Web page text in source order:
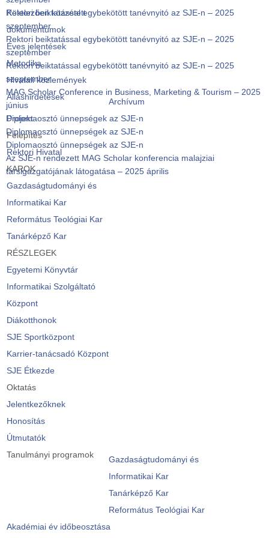
Kötelezően közzétett
dokumentumok
Éves jelentések
Metodika
Hivatali közlemények
Álláshirdetések
Archívum
Projekt
Felépítés
Rektori Hivatal
KAROK
Gazdaságtudományi és
Informatikai Kar
Református Teológiai Kar
Tanárképző Kar
RÉSZLEGEK
Egyetemi Könyvtár
Informatikai Szolgáltató
Központ
Diákotthonok
SJE Sportközpont
Karrier-tanácsadó Központ
SJE Étkezde
Oktatás
Jelentkezőknek
Honosítás
Útmutatók
Tanulmányi programok
Gazdaságtudományi és
Informatikai Kar
Tanárképző Kar
Református Teológiai Kar
Akadémiai év időbeosztása
Rektori beiktatással egybekötött tanévnyitó az SJE-n – 2025
szeptember
Rektori beiktatással egybekötött tanévnyitó az SJE-n – 2025
szeptember
Rektori beiktatással egybekötött tanévnyitó az SJE-n – 2025
szeptember
MAG Scholar Conference in Business, Marketing & Tourism – 2025
június
Diplomaosztó ünnepségek az SJE-n
Diplomaosztó ünnepségek az SJE-n
Diplomaosztó ünnepségek az SJE-n
Az SJE-n rendezett MAG Scholar konferencia malajziai
társigazgatójának látogatása – 2025 április